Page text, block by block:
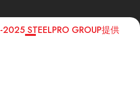
STEELPRO GROUP提供